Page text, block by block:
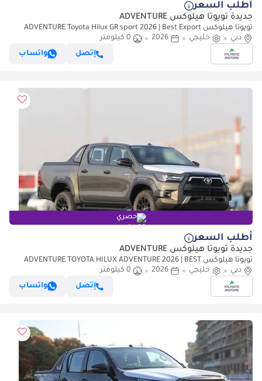
أطلب السعر
جديدة تويوتا هيلوكس ADVENTURE
تويوتا هيلوكس ADVENTURE Toyota Hilux GR sport 2026 | Best Export
Price (للتصدير فقط)دبي خليجي 2026
0 كيلومتر
إتصل
واتساب
حصري
أطلب السعر
جديدة تويوتا هيلوكس ADVENTURE
تويوتا هيلوكس ADVENTURE TOYOTA HILUX ADVENTURE 2026 | BEST
EXPORT PRICE | (للتصدير فقط)
دبي خليجي 2026
0 كيلومتر
إتصل
واتساب